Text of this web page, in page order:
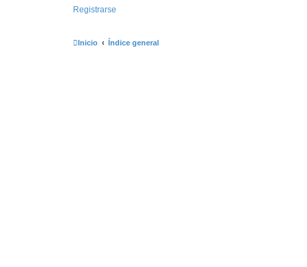
Registrarse
Inicio Índice general